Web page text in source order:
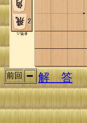
前回 解 答